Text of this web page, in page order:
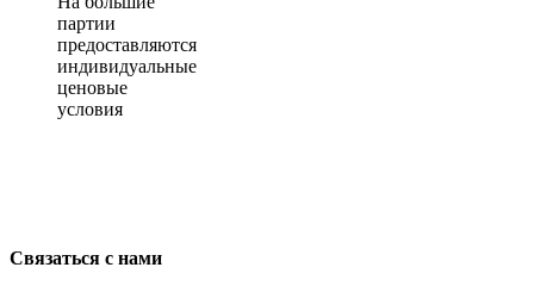
партии
предоставляются
индивидуальные
ценовые
условия
Связаться с нами